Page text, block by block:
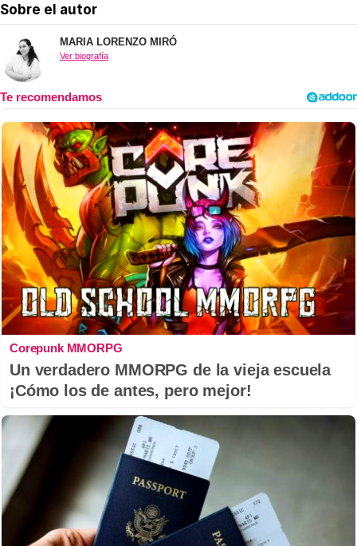
Sobre el autor
MARIA LORENZO MIRÓ
Ver biografía
Corepunk MMORPG
Un verdadero MMORPG de la vieja escuela
¡Cómo los de antes, pero mejor!